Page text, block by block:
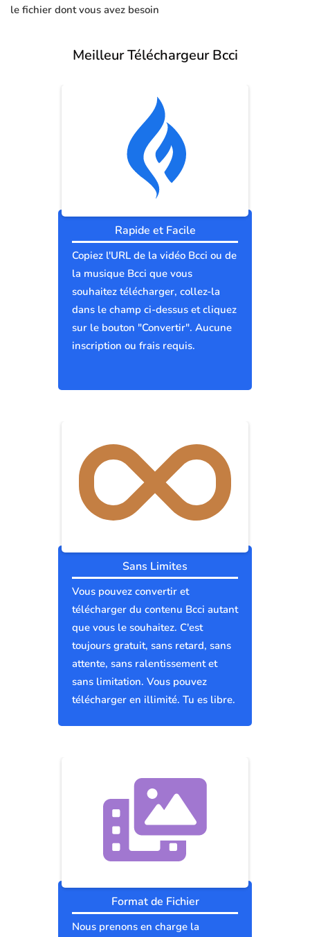
le fichier dont vous avez besoin
Meilleur Téléchargeur Bcci
Rapide et Facile
Copiez l'URL de la vidéo Bcci ou de
la musique Bcci que vous
souhaitez télécharger, collez-la
dans le champ ci-dessus et cliquez
sur le bouton "Convertir". Aucune
inscription ou frais requis.
Sans Limites
Vous pouvez convertir et
télécharger du contenu Bcci autant
que vous le souhaitez. C'est
toujours gratuit, sans retard, sans
attente, sans ralentissement et
sans limitation. Vous pouvez
télécharger en illimité. Tu es libre.
Format de Fichier
Nous prenons en charge la